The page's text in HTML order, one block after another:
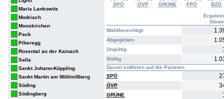
Maria Lankowitz
Modriach
Mooskirchen
Pack
Piberegg
Rosental an der Kainach
Salla
Sankt Johann-Köppling
Sankt Martin am Wöllmißberg
Söding
Södingberg
SPÖ
ÖVP GRÜNE FPÖ BZÖ
Wahlberechtigt
Abgegeben
Ungültig
Gültig
Davon entfielen auf die Parteien
SPÖ
ÖVP
GRÜNE